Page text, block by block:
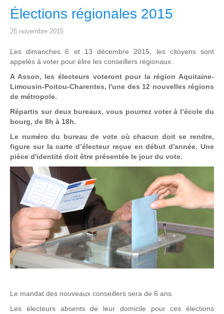
Élections régionales 2015
25 novembre 2015
Les dimanches 6 et 13 décembre 2015, les citoyens sont
appelés à voter pour élire les conseillers régionaux.
A Asson, les électeurs voteront pour la région Aquitaine-
Limousin-Poitou-Charentes, l'une des 12 nouvelles régions
de métropole.
Répartis sur deux bureaux, vous pourrez voter à l’école du
bourg, de 8h à 18h.
Le numéro du bureau de vote où chacun doit se rendre,
figure sur la carte d’électeur reçue en début d'année. Une
pièce d'identité doit être présentée le jour du vote.
Le mandat des nouveaux conseillers sera de 6 ans.
Les électeurs absents de leur domicile pour ces élections